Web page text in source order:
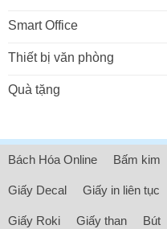
Smart Office
Thiết bị văn phòng
Quà tặng
Bách Hóa Online Bấm kim
Giấy Decal Giấy in liên tục
Giấy Roki Giấy than Bút